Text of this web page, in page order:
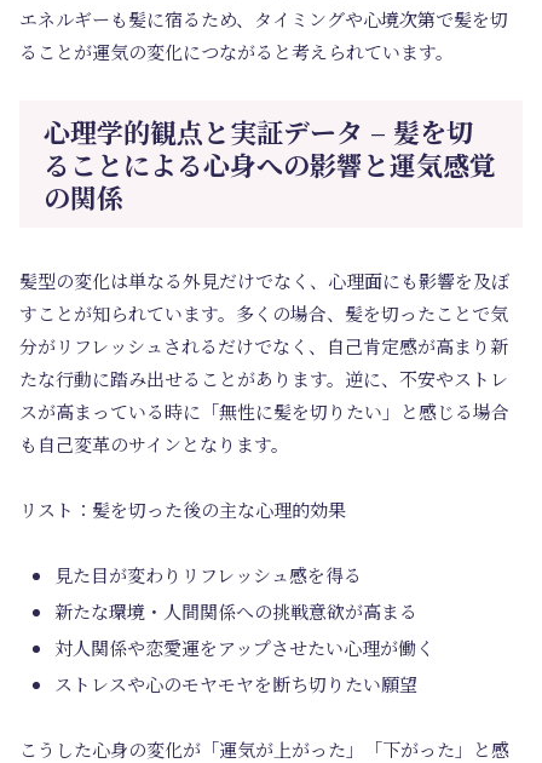
エネルギーも髪に宿るため、タイミングや心境次第で髪を切
ることが運気の変化につながると考えられています。
心理学的観点と実証データ – 髪を切
ることによる心身への影響と運気感覚
の関係
髪型の変化は単なる外見だけでなく、心理面にも影響を及ぼ
すことが知られています。多くの場合、髪を切ったことで気
分がリフレッシュされるだけでなく、自己肯定感が高まり新
たな行動に踏み出せることがあります。逆に、不安やストレ
スが高まっている時に「無性に髪を切りたい」と感じる場合
も自己変革のサインとなります。
リスト：髪を切った後の主な心理的効果
見た目が変わりリフレッシュ感を得る
新たな環境・人間関係への挑戦意欲が高まる
対人関係や恋愛運をアップさせたい心理が働く
ストレスや心のモヤモヤを断ち切りたい願望
こうした心身の変化が「運気が上がった」「下がった」と感